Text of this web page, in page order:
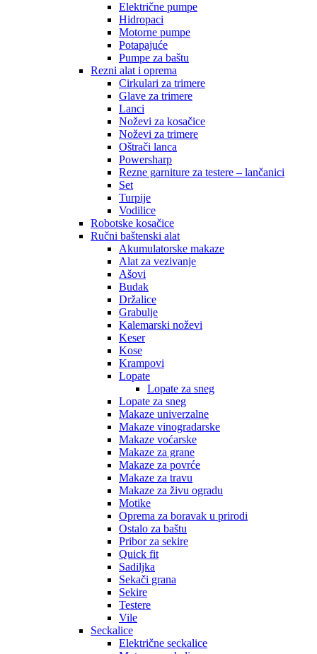
Električne pumpe
Hidropaci
Motorne pumpe
Potapajuće
Pumpe za baštu
Rezni alat i oprema
Cirkulari za trimere
Glave za trimere
Lanci
Noževi za kosačice
Noževi za trimere
Oštrači lanca
Powersharp
Rezne garniture za testere – lančanici
Set
Turpije
Vodilice
Robotske kosačice
Ručni baštenski alat
Akumulatorske makaze
Alat za vezivanje
Ašovi
Budak
Držalice
Grabulje
Kalemarski noževi
Keser
Kose
Krampovi
Lopate
Lopate za sneg
Lopate za sneg
Makaze univerzalne
Makaze vinogradarske
Makaze voćarske
Makaze za grane
Makaze za povrće
Makaze za travu
Makaze za živu ogradu
Motike
Oprema za boravak u prirodi
Ostalo za baštu
Pribor za sekire
Quick fit
Sadiljka
Sekači grana
Sekire
Testere
Vile
Seckalice
Električne seckalice